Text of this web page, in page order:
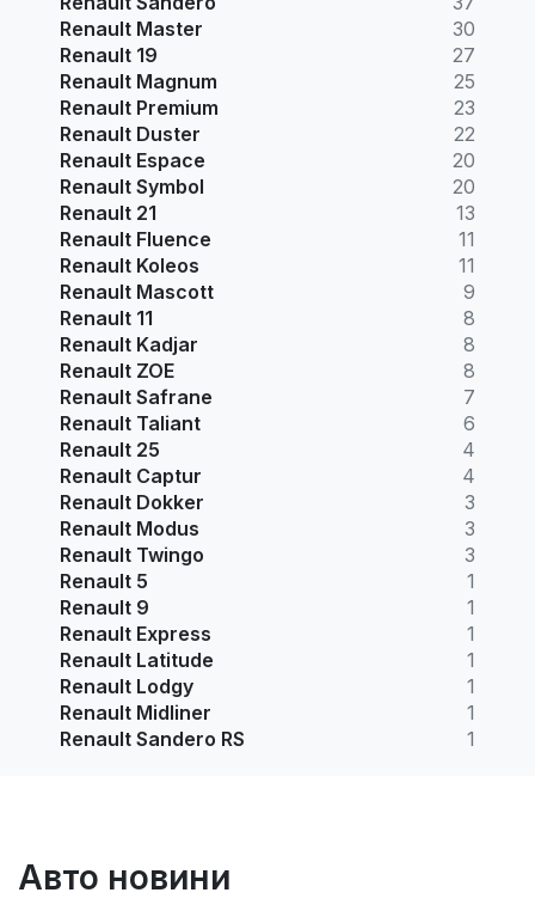
Renault Master
30
Renault 19
27
Renault Magnum
25
Renault Premium
23
Renault Duster
22
Renault Espace
20
Renault Symbol
20
Renault 21
13
Renault Fluence
11
Renault Koleos
11
Renault Mascott
9
Renault 11
8
Renault Kadjar
8
Renault ZOE
8
Renault Safrane
7
Renault Taliant
6
Renault 25
4
Renault Captur
4
Renault Dokker
3
Renault Modus
3
Renault Twingo
3
Renault 5
1
Renault 9
1
Renault Express
1
Renault Latitude
1
Renault Lodgy
1
Renault Midliner
1
Renault Sandero RS
1
Авто новини